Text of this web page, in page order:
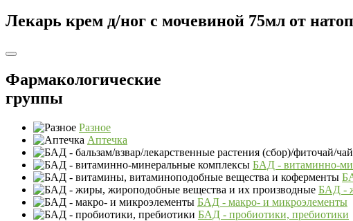
Лекарь крем д/ног с мочевиной 75мл от
Фармакологические
группы
Разное
Аптечка
БАД - витаминно-
БАД -
БАД - макро- и микроэлементы
БАД - пробиотики, пребиотики